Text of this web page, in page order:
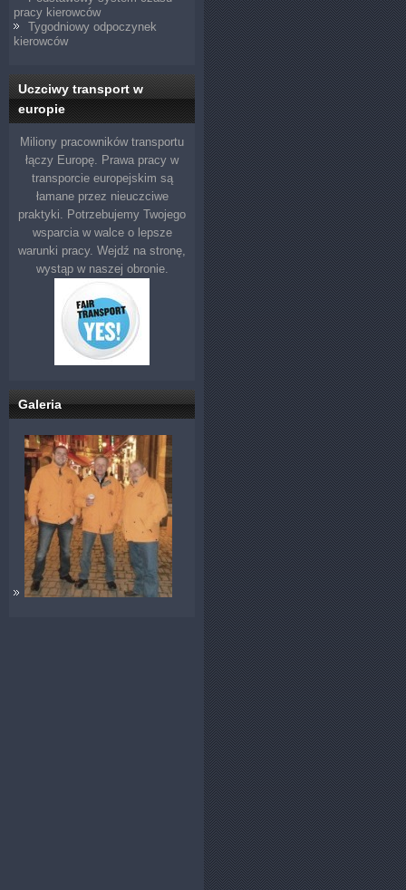
pracy kierowców
Tygodniowy odpoczynek
kierowców
Uczciwy transport w
europie
Miliony pracowników transportu
łączy Europę. Prawa pracy w
transporcie europejskim są
łamane przez nieuczciwe
praktyki. Potrzebujemy Twojego
wsparcia w walce o lepsze
warunki pracy. Wejdź na stronę,
wystąp w naszej obronie.
Galeria